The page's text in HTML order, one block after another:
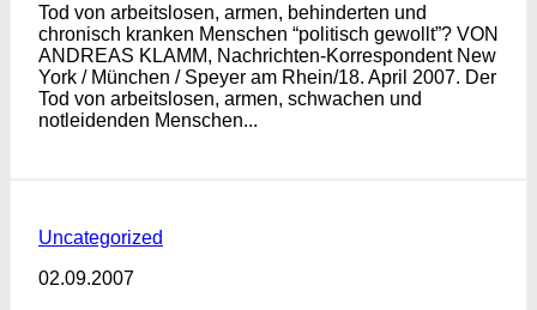
Tod von arbeitslosen, armen, behinderten und
chronisch kranken Menschen “politisch gewollt”? VON
ANDREAS KLAMM, Nachrichten-Korrespondent New
York / München / Speyer am Rhein/18. April 2007. Der
Tod von arbeitslosen, armen, schwachen und
notleidenden Menschen...
Uncategorized
02.09.2007